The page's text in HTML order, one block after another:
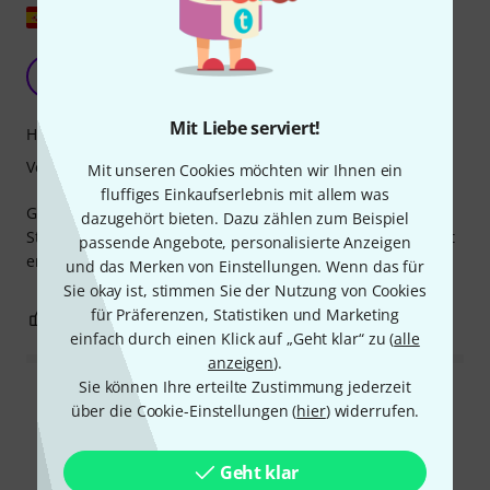
Mit Liebe serviert!
Mit unseren Cookies möchten wir Ihnen ein
fluffiges Einkaufserlebnis mit allem was
dazugehört bieten. Dazu zählen zum Beispiel
passende Angebote, personalisierte Anzeigen
und das Merken von Einstellungen. Wenn das für
Sie okay ist, stimmen Sie der Nutzung von Cookies
für Präferenzen, Statistiken und Marketing
einfach durch einen Klick auf „Geht klar“ zu (alle
anzeigen).
Sie können Ihre erteilte Zustimmung jederzeit
über die Cookie-Einstellungen (hier) widerrufen.
Geht klar
Gut gebaute Stimmgeräte mit hervorragender, feiner
Stimmmechanik und dazu noch einem guten Preis. Absolut
empfehlenswert.
Handling
Verarbeitung
0 BEWERTUNG MELDEN
Alle Bewertungen lesen